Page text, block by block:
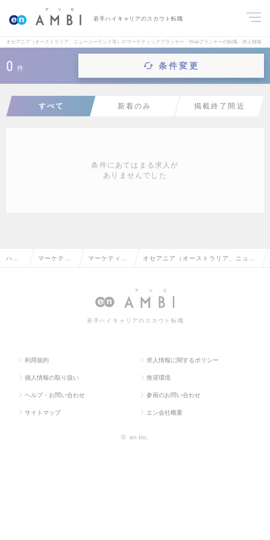
若手ハイキャリアのスカウト転職
オセアニア（オーストラリア、ニュージーランド等）のマーケティングプランナー・Webプランナーの転職・求人情報
0 件 条件変更
すべて 新着のみ 掲載終了間近
条件にあてはまる求人が
ありませんでした
ハイ マーケティ マーケティン
ー・Webプラ
オセアニア（オーストラリア、ニュー
ンナー・Webプランナーの転職・求人
若手ハイキャリアのスカウト転職
利用規約 求人情報に関するポリシー
個人情報の取り扱い 推奨環境
ヘルプ・お問い合わせ 参画のお問い合わせ
サイトマップ エン会社概要
© en Inc.